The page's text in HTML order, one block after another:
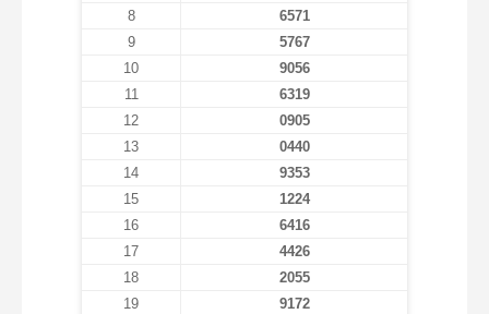
8
6571
9
5767
10
9056
11
6319
12
0905
13
0440
14
9353
15
1224
16
6416
17
4426
18
2055
19
9172